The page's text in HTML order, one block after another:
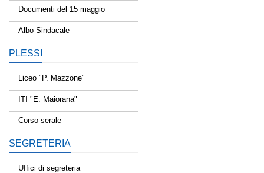
Documenti del 15 maggio
Albo Sindacale
PLESSI
Liceo "P. Mazzone"
ITI "E. Maiorana"
Corso serale
SEGRETERIA
Uffici di segreteria